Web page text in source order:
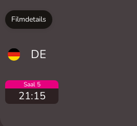
Filmdetails
DE
Saal 5
21:15